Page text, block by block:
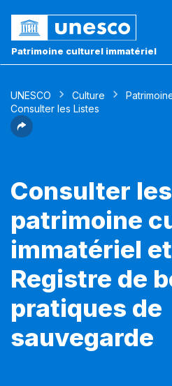
Patrimoine culturel immatériel
UNESCO Culture
Consulter les Listes
Consulter
patrimoine
immatériel
Registre de
pratiques de
sauvegarde